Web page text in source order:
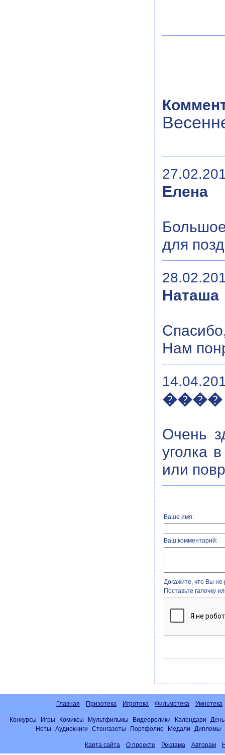
Елена
для
Наташа
Нам
����
Очень
уголка
или
Ваше имя:
Ваш комментарий:
Докажите, что Вы не
Поставьте галочку
Главная Призотека Игротека Фильмотека Умнотека
Конкурсы Игры Комиксы Мультфильмы Видеоролики Календари
Ноты
Аудиокниги Стенгазеты Портфолио Медали Дипломы
Карта сайта О проекте Реклама Авторам